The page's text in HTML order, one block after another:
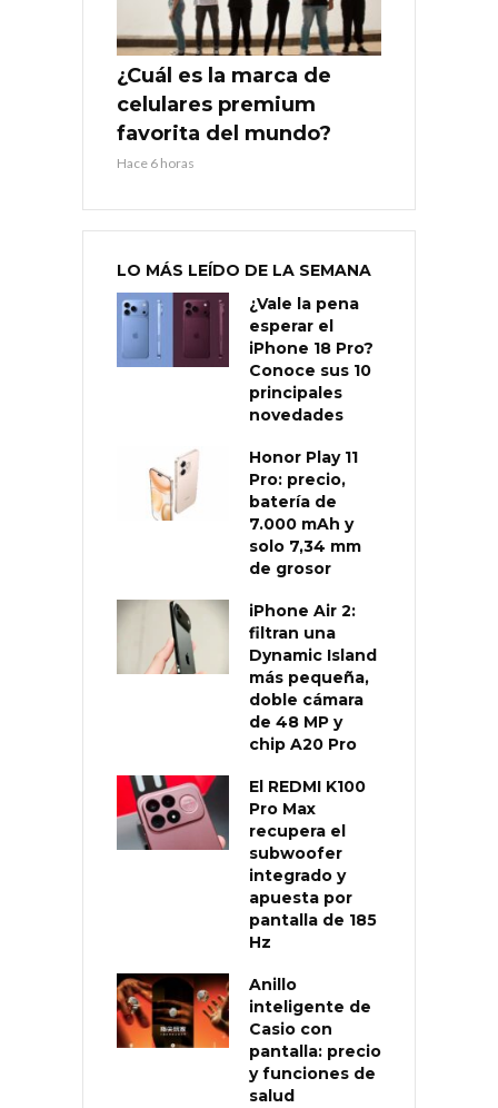
¿Cuál es la marca de
celulares premium
favorita del mundo?
Hace 6 horas
LO MÁS LEÍDO DE LA SEMANA
¿Vale la pena
esperar el
iPhone 18 Pro?
Conoce sus 10
principales
novedades
Honor Play 11
Pro: precio,
batería de
7.000 mAh y
solo 7,34 mm
de grosor
iPhone Air 2:
filtran una
Dynamic Island
más pequeña,
doble cámara
de 48 MP y
chip A20 Pro
El REDMI K100
Pro Max
recupera el
subwoofer
integrado y
apuesta por
pantalla de 185
Hz
Anillo
inteligente de
Casio con
pantalla: precio
y funciones de
salud